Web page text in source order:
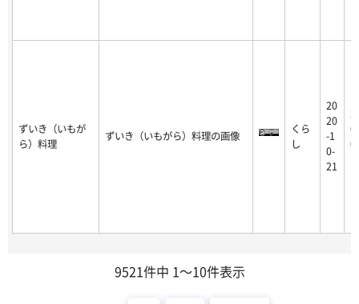
ずいき（いもが
ら）料理
ずいき（いもがら）料理の画像
くら
し
20
20
-1
0-
21
9521件中 1～10件表示